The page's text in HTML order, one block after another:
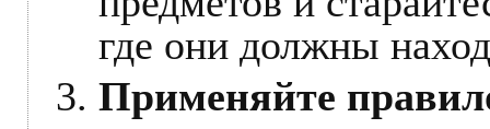
где они должны
Применяйте